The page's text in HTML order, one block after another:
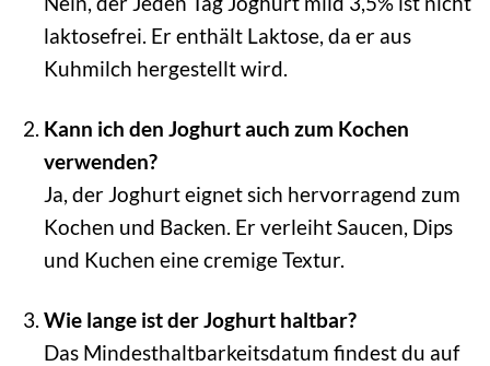
laktosefrei. Er enthält Laktose, da er aus
Kuhmilch hergestellt wird.
Kann ich den Joghurt auch zum Kochen
verwenden?
Ja, der Joghurt eignet sich hervorragend zum
Kochen und Backen. Er verleiht Saucen, Dips
und Kuchen eine cremige Textur.
Wie lange ist der Joghurt haltbar?
Das Mindesthaltbarkeitsdatum findest du auf